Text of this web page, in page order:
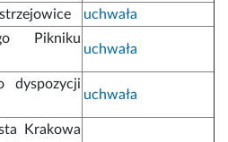
uchwała
Pikniku
uchwała
dyspozycji
uchwała
Krakowa